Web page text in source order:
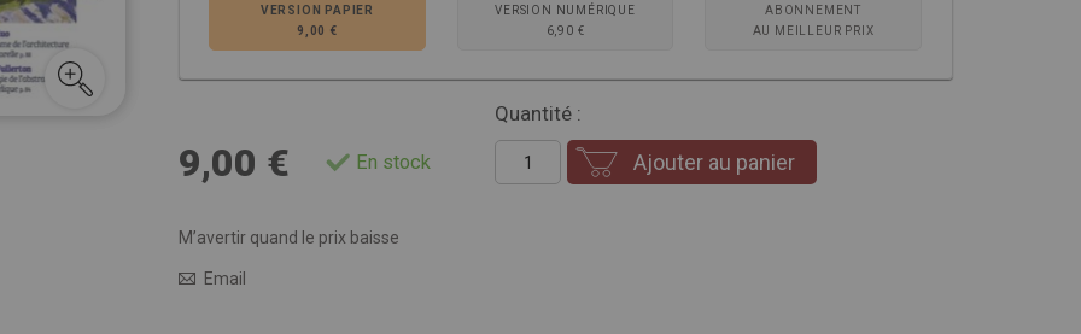
VERSION PAPIER
9,00 €
VERSION NUMÉRIQUE
6,90 €
ABONNEMENT
AU MEILLEUR PRIX
9,00 € En stock
Quantité :
Ajouter au panier
M’avertir quand le prix baisse
Email